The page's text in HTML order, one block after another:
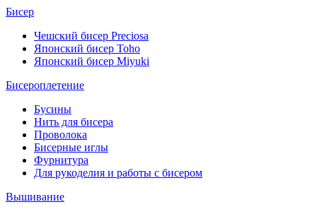
Бисер
Чешский бисер Preciosa
Японский бисер Toho
Японский бисер Miyuki
Бисероплетение
Бусины
Нить для бисера
Проволока
Бисерные иглы
Фурнитура
Для рукоделия и работы с бисером
Вышивание